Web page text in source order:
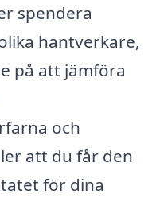
spendera
hantverkare,
på att jämföra
och
att du får den
för dina